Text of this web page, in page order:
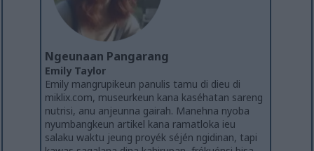
Ngeunaan Pangarang
Emily Taylor
Emily mangrupikeun panulis tamu di dieu di
miklix.com, museurkeun kana kaséhatan sareng
nutrisi, anu anjeunna gairah. Manehna nyoba
nyumbangkeun artikel kana ramatloka ieu
salaku waktu jeung proyék séjén ngidinan, tapi